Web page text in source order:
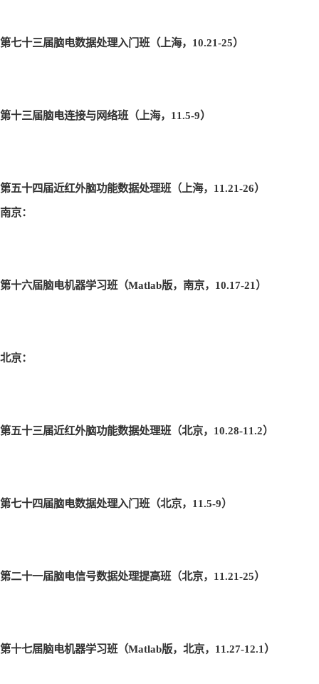
第七十三届脑电数据处理入门班（上海，10.21-25）
第十三届脑电连接与网络班（上海，11.5-9）
第五十四届近红外脑功能数据处理班（上海，11.21-26）
南京：
第十六届脑电机器学习班（Matlab版，南京，10.17-21 ）
北京：
第五十三届近红外脑功能数据处理班（北京，10.28-11.2）
第七十四届脑电数据处理入门班（北京，11.5-9）
第二十一届脑电信号数据处理提高班（北京，11.21-25）
第十七届脑电机器学习班（Matlab版，北京，11.27-12.1 ）